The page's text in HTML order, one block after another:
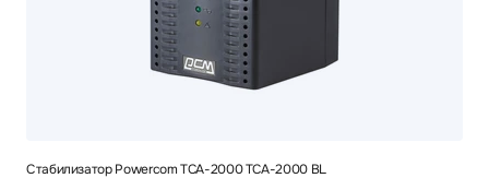
Стабилизатор Powercom TCA-2000 TCA-2000 BL